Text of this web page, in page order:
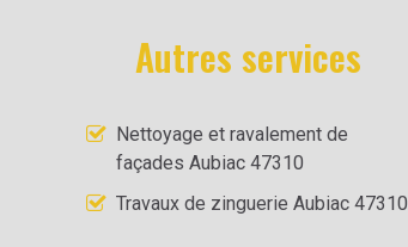
Autres services
Nettoyage et ravalement de
façades Aubiac 47310
Travaux de zinguerie Aubiac 47310